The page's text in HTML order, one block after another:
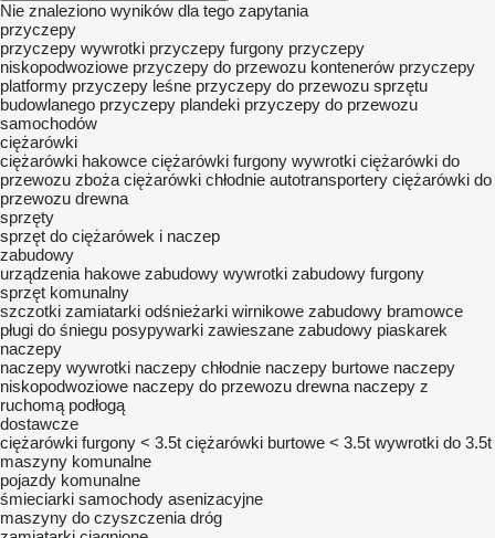
Nie znaleziono wyników dla tego zapytania
przyczepy
przyczepy wywrotki przyczepy furgony przyczepy
niskopodwoziowe przyczepy do przewozu kontenerów przyczepy
platformy przyczepy leśne przyczepy do przewozu sprzętu
budowlanego przyczepy plandeki przyczepy do przewozu
samochodów
ciężarówki
ciężarówki hakowce ciężarówki furgony wywrotki ciężarówki do
przewozu zboża ciężarówki chłodnie autotransportery ciężarówki do
przewozu drewna
sprzęty
sprzęt do ciężarówek i naczep
zabudowy
urządzenia hakowe zabudowy wywrotki zabudowy furgony
sprzęt komunalny
szczotki zamiatarki odśnieżarki wirnikowe zabudowy bramowce
pługi do śniegu posypywarki zawieszane zabudowy piaskarek
naczepy
naczepy wywrotki naczepy chłodnie naczepy burtowe naczepy
niskopodwoziowe naczepy do przewozu drewna naczepy z
ruchomą podłogą
dostawcze
ciężarówki furgony < 3.5t ciężarówki burtowe < 3.5t wywrotki do 3.5t
maszyny komunalne
pojazdy komunalne
śmieciarki samochody asenizacyjne
maszyny do czyszczenia dróg